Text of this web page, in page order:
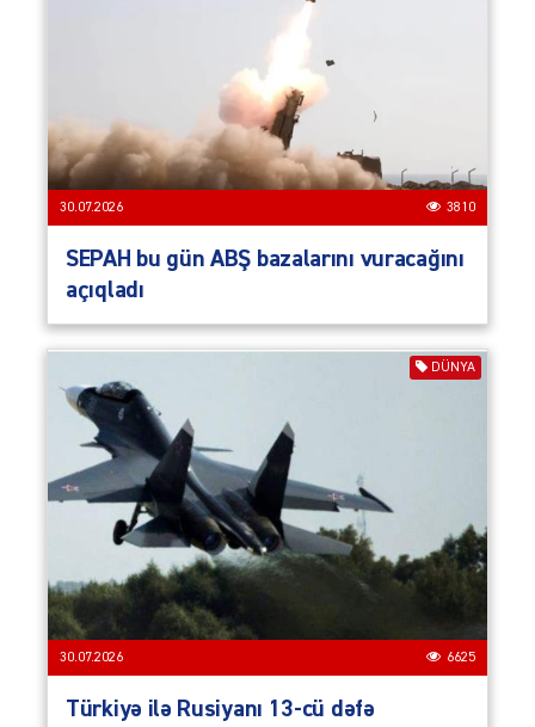
30.07.2026 3810
SEPAH bu gün ABŞ bazalarını vuracağını
açıqladı
DÜNYA
30.07.2026 6625
Türkiyə ilə Rusiyanı 13-cü dəfə